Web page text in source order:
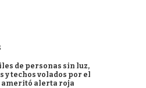
de personas sin luz,
y techos volados por el
ameritó alerta roja